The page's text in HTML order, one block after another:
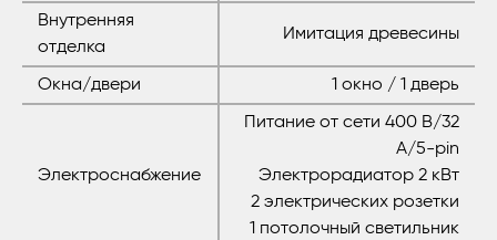
Внутренняя
отделка
Имитация древесины
Окна/двери 1 окно / 1 дверь
Электроснабжение
Питание от сети 400 В/32
А/5-pin
Электрорадиатор 2 кВт
2 электрических розетки
1 потолочный светильник